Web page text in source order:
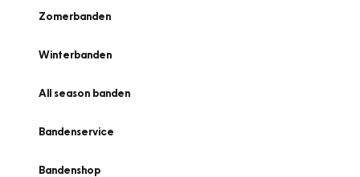
Zomerbanden
Winterbanden
All season banden
Bandenservice
Bandenshop